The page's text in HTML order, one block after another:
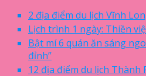
2 địa điểm du lịch Vĩnh
Lịch trình 1 ngày: Thiền
Bật mí 6 quán ăn sáng
đỉnh”
12 địa điểm du lịch Thành